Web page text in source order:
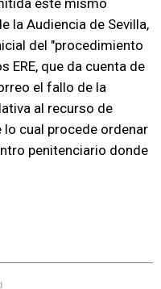
este mismo
la Audiencia de Sevilla,
del "procedimiento
ERE, que da cuenta de
el fallo de la
al recurso de
lo cual procede ordenar
penitenciario donde